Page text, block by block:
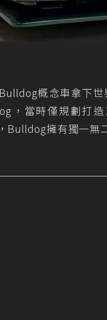
概念車拿下
，當時僅規劃打
Bulldog擁有獨一無